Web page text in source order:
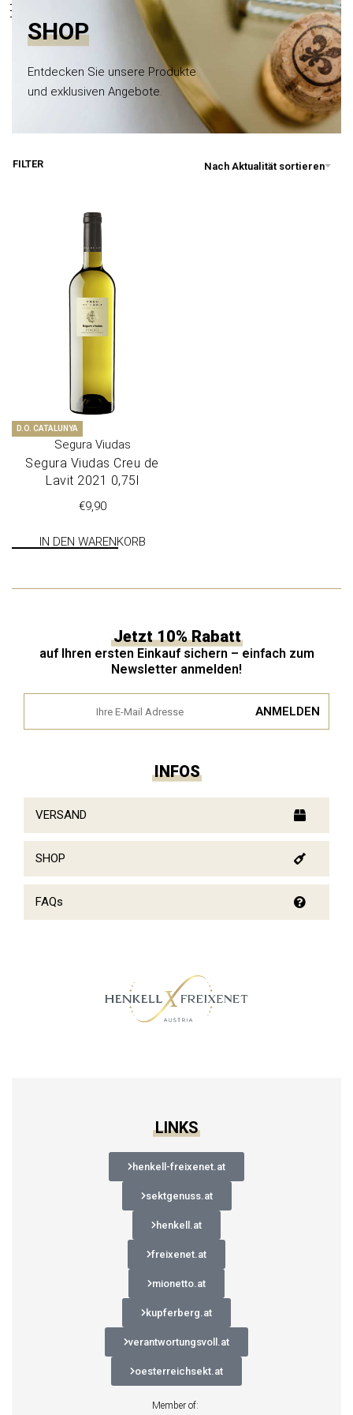
springenSHOP
Entdecken Sie unsere Produkte
und exklusiven Angebote.
Nach Aktualität sortieren
FILTER
D.O. CATALUNYA
Segura Viudas
Segu­ra Viu­das Creu de
Lavit 2021 0,75l
€9,90
IN DEN WARENKORB
INFOS
VERSAND
SHOP
FAQs
Jetzt 10% Rabatt
auf Ihren ersten Einkauf sichern – einfach zum
Newsletter anmelden!
LINKS
henkell-freixenet.at
sektgenuss.at
henkell.at
freixenet.at
mionetto.at
kupferberg.at
verantwortungsvoll.at
oesterreichsekt.at
Member of: